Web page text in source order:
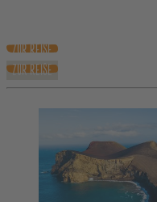
ZUR REISE
ZUR REISE